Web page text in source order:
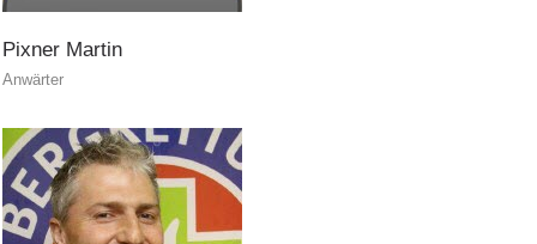
Pixner Martin
Anwärter